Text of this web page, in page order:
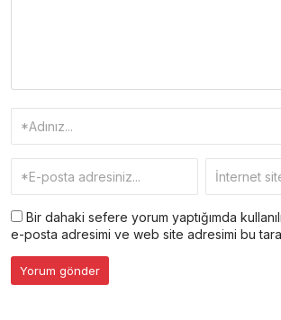
Bir dahaki sefere yorum yaptığımda
e-posta adresimi ve web site adresimi bu